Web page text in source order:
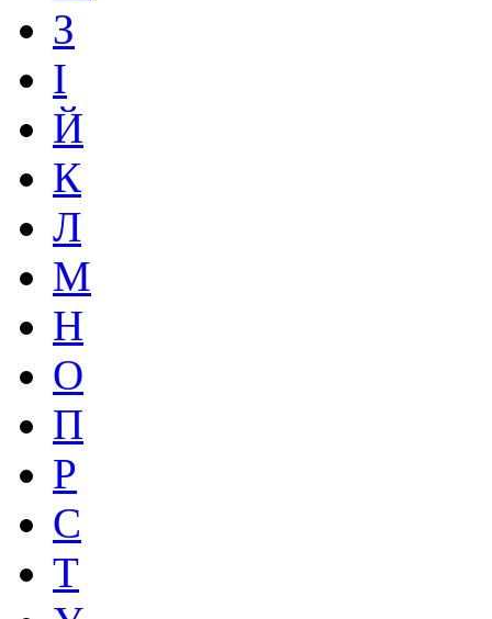
З
І
Й
К
Л
М
Н
О
П
Р
С
Т